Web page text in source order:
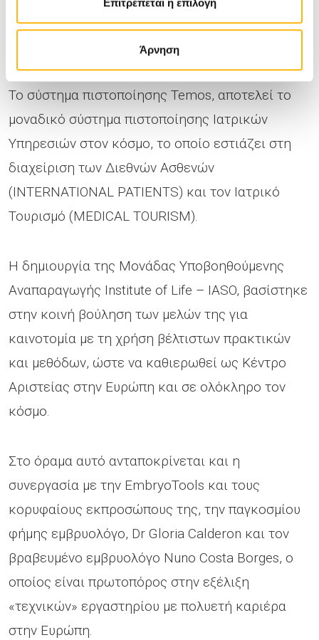
Επιτρέπεται η επιλογή
Άρνηση
για την ποιότητα των εγκαταστάσεων, των
υπηρεσιών και του Ανθρώπινου Δυναμικού της.
Το σύστημα πιστοποίησης Temos, αποτελεί το
μοναδικό σύστημα πιστοποίησης Ιατρικών
Υπηρεσιών στον κόσμο, το οποίο εστιάζει στη
διαχείριση των Διεθνών Ασθενών
(INTERNATIONAL PATIENTS) και τον Ιατρικό
Τουρισμό (MEDICAL TOURISM).
Η δημιουργία της Μονάδας Υποβοηθούμενης
Αναπαραγωγής Institute of Life – IASO, βασίστηκε
στην κοινή βούληση των μελών της για
καινοτομία με τη χρήση βέλτιστων πρακτικών
και μεθόδων, ώστε να καθιερωθεί ως Κέντρο
Αριστείας στην Ευρώπη και σε ολόκληρο τον
κόσμο.
Στο όραμα αυτό ανταποκρίνεται και η
συνεργασία με την EmbryoTools και τους
κορυφαίους εκπροσώπους της, την παγκοσμίου
φήμης εμβρυολόγο, Dr Gloria Calderon και τον
βραβευμένο εμβρυολόγο Nuno Costa Borges, ο
οποίος είναι πρωτοπόρος στην εξέλιξη
«τεχνικών» εργαστηρίου με πολυετή καριέρα
στην Ευρώπη.